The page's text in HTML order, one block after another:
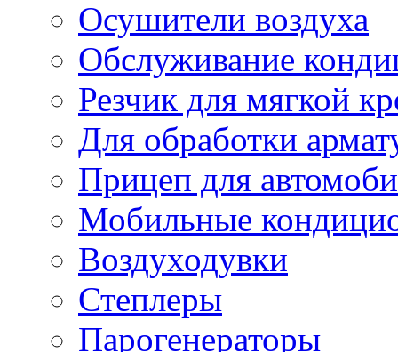
Осушители воздуха
Обслуживание
Резчик для мягкой
Для обработки
Прицеп для
Мобильные
Воздуходувки
Степлеры
Парогенераторы